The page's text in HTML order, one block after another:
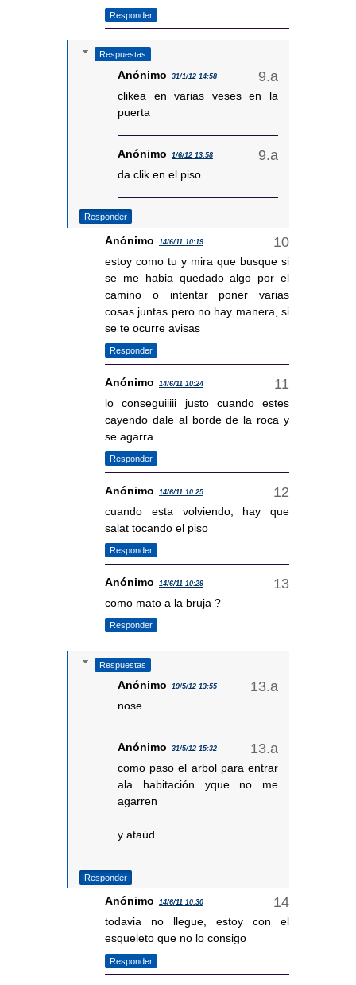
Responder
Respuestas
Anónimo 31/1/12 14:58
clikea en varias veses en la
puerta
Anónimo 1/6/12 13:58
da clik en el piso
Responder
Anónimo 14/6/11 10:19
estoy como tu y mira que busque si
se me habia quedado algo por el
camino o intentar poner varias
cosas juntas pero no hay manera, si
se te ocurre avisas
Responder
Anónimo 14/6/11 10:24
lo conseguiiiii justo cuando estes
cayendo dale al borde de la roca y
se agarra
Responder
Anónimo 14/6/11 10:25
cuando esta volviendo, hay que
salat tocando el piso
Responder
Anónimo 14/6/11 10:29
como mato a la bruja ?
Responder
Respuestas
Anónimo 19/5/12 13:55
nose
Anónimo 31/5/12 15:32
como paso el arbol para entrar
ala habitación yque no me
agarren
y ataúd
Responder
Anónimo 14/6/11 10:30
todavia no llegue, estoy con el
esqueleto que no lo consigo
Responder